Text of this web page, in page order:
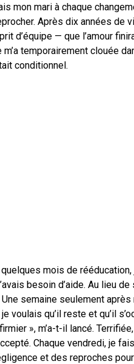
mon mari à chaque
Après dix années de
d’équipe — que l’amour
temporairement clouée
conditionnel.
mois de rééducation,
besoin d’aide. Au lieu
semaine seulement après
voulais qu’il reste et qu’il
», m’a-t-il lancé.
Chaque vendredi, je
et des reproches